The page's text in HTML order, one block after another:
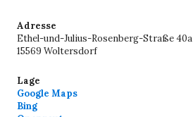
Adresse
Ethel-und-Julius-Rosenberg-Straße 40a
15569 Woltersdorf
Lage
Google Maps
Bing